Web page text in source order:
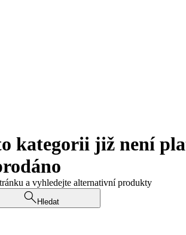
kategorii již není
a vyhledejte alternativní produkty
Hledat